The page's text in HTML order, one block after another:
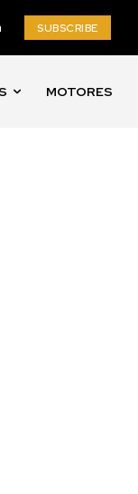
SUBSCRIBE
MOTORES